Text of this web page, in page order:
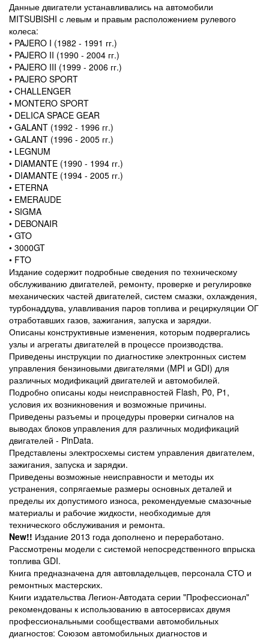
Данные двигатели устанавливались на автомобили
MITSUBISHI с левым и правым расположением рулевого
колеса:
• PAJERO I (1982 - 1991 гг.)
• PAJERO II (1990 - 2004 гг.)
• PAJERO III (1999 - 2006 гг.)
• PAJERO SPORT
• CHALLENGER
• MONTERO SPORT
• DELICA SPACE GEAR
• GALANT (1992 - 1996 гг.)
• GALANT (1996 - 2005 гг.)
• LEGNUM
• DIAMANTE (1990 - 1994 гг.)
• DIAMANTE (1994 - 2005 гг.)
• ETERNA
• EMERAUDE
• SIGMA
• DEBONAIR
• GTO
• 3000GT
• FTO
Издание содержит подробные сведения по техническому
обслуживанию двигателей, ремонту, проверке и регулировке
механических частей двигателей, систем смазки, охлаждения,
турбонаддува, улавливания паров топлива и рециркуляции ОГ
отработавших газов, зажигания, запуска и зарядки.
Описаны конструктивные изменения, которым подвергались
узлы и агрегаты двигателей в процессе производства.
Приведены инструкции по диагностике электронных систем
управления бензиновыми двигателями (MPI и GDI) для
различных модификаций двигателей и автомобилей.
Подробно описаны коды неисправностей Flash, P0, P1,
условия их возникновения и возможные причины.
Приведены разъемы и процедуры проверки сигналов на
выводах блоков управления для различных модификаций
двигателей - PinData.
Представлены электросхемы систем управления двигателем,
зажигания, запуска и зарядки.
Приведены возможные неисправности и методы их
устранения, сопрягаемые размеры основных деталей и
пределы их допустимого износа, рекомендуемые смазочные
материалы и рабочие жидкости, необходимые для
технического обслуживания и ремонта.
New!! Издание 2013 года дополнено и переработано.
Рассмотрены модели с системой непосредственного впрыска
топлива GDI.
Книга предназначена для автовладельцев, персонала СТО и
ремонтных мастерских.
Книги издательства Легион-Автодата серии "Профессионал"
рекомендованы к использованию в автосервисах двумя
профессиональными сообществами автомобильных
диагностов: Союзом автомобильных диагностов и